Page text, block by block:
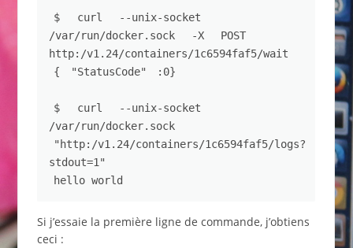
$ curl
--unix-socket
/var/run/docker.sock
-X
POST
http:/v1.24/containers/1c6594faf5/wait
{
"StatusCode" :0}
$ curl
--unix-socket
/var/run/docker.sock
"http:/v1.24/containers/1c6594faf5/logs?
stdout=1"
hello world
Si j’essaie la première ligne de commande, j’obtiens
ceci :